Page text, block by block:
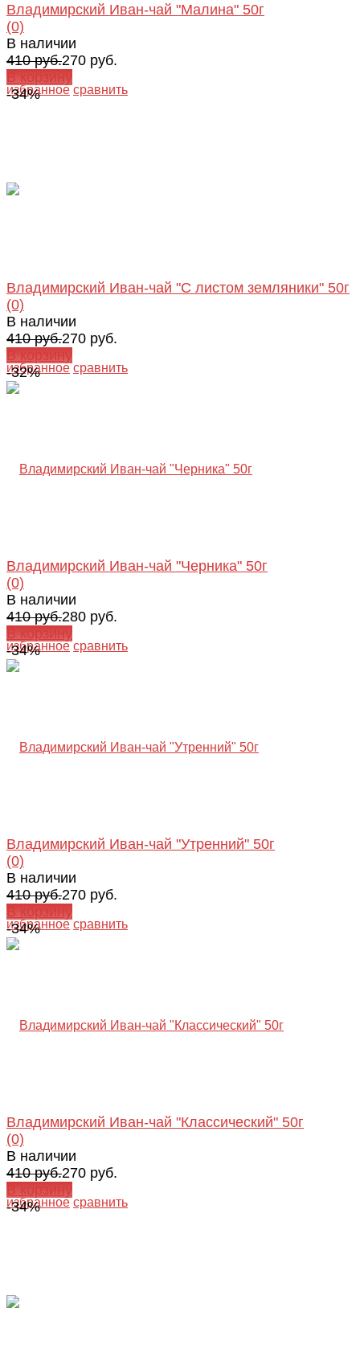
избранное сравнить
Владимирский Иван-чай "Малина" 50г
(0)
В наличии
410 руб.270 руб.
В корзину
-34%
избранное сравнить
Владимирский Иван-чай "С листом земляники" 50г
(0)
В наличии
410 руб.270 руб.
В корзину
-32%
избранное сравнить
Владимирский Иван-чай "Черника" 50г
(0)
В наличии
410 руб.280 руб.
В корзину
-34%
избранное сравнить
Владимирский Иван-чай "Утренний" 50г
(0)
В наличии
410 руб.270 руб.
В корзину
-34%
избранное сравнить
Владимирский Иван-чай "Классический" 50г
(0)
В наличии
410 руб.270 руб.
В корзину
-34%